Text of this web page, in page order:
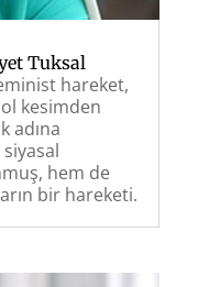
Tuksal
hareket,
kesimden
adına
hem de
bir hareketi.